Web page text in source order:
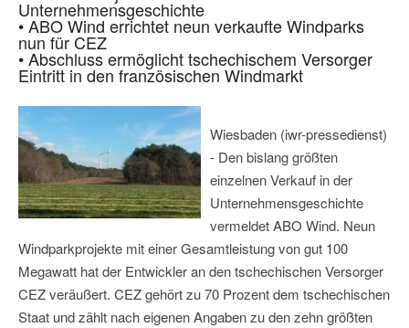
Unternehmensgeschichte
• ABO Wind errichtet neun verkaufte Windparks
nun für CEZ
• Abschluss ermöglicht tschechischem Versorger
Eintritt in den französischen Windmarkt
Wiesbaden (iwr-pressedienst)
- Den bislang größten
einzelnen Verkauf in der
Unternehmensgeschichte
vermeldet ABO Wind. Neun
Windparkprojekte mit einer Gesamtleistung von gut 100
Megawatt hat der Entwickler an den tschechischen Versorger
CEZ veräußert. CEZ gehört zu 70 Prozent dem tschechischen
Staat und zählt nach eigenen Angaben zu den zehn größten